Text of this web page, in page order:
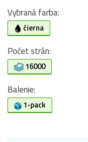
Vybraná farba:
čierna
Počet strán:
16000
Balenie:
1-pack